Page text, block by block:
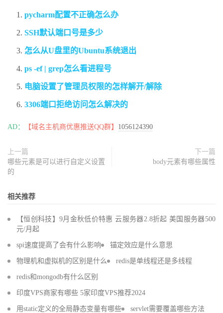
pycharm配置不正确怎么办
SSH默认端口号是多少
怎么从U盘里的Ubuntu系统退出
ps -ef | grep怎么看进程号
电脑设置了管理员权限的怎样解开/解除
3306端口拒绝访问怎么解决的
AD： 【域名主机商优惠推送QQ群】 1056124390
上一篇
哪些元素是可以进行自定义设置
的
下一篇
body元素有哪些属性
相关推荐
【恒创科技】9月金秋低价特惠 云服务器2.8折起 美国服务器500
元/月起
spi速度提高了会有什么影响 锚定效应是什么意思
物理机和虚拟机的区别是什么 redis是单线程还是多线程
redis和mongodb有什么区别
印度VPS商家有哪些 5家印度VPS推荐2024
用static定义的全局静态变量有哪些 servlet需要覆盖哪些方法